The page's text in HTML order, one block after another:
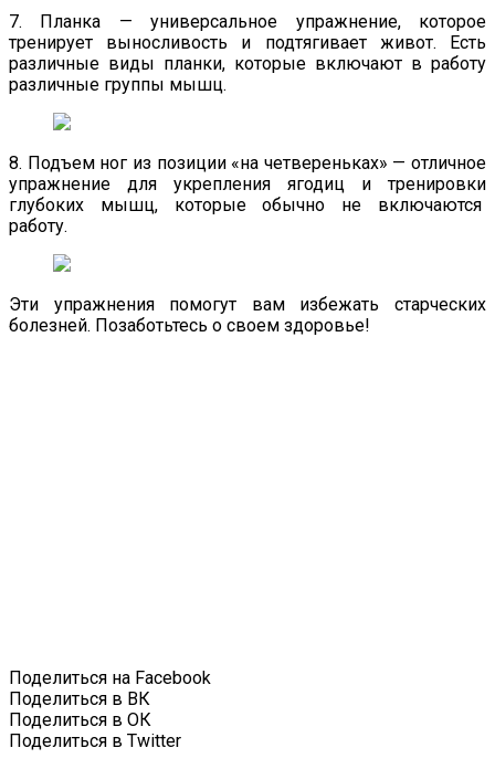
7. Планка — универсальное упражнение, которое
тренирует выносливость и подтягивает живот. Есть
различные виды планки, которые включают в работу
различные группы мышц.
8. Подъем ног из позиции «на четвереньках» — отличное
упражнение для укрепления ягодиц и тренировки
глубоких мышц, которые обычно не включаются
работу.
Эти упражнения помогут вам избежать старческих
болезней. Позаботьтесь о своем здоровье!
Поделиться на Facebook
Поделиться в ВК
Поделиться в ОК
Поделиться в Twitter